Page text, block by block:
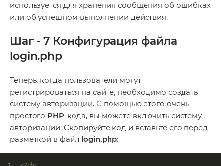
используется для хранения сообщения об ошибках
или об успешном выполнении действия.
Шаг - 7 Конфигурация файла
login.php
Теперь, когда пользователи могут
регистрироваться на сайте, необходимо создать
систему авторизации. С помощью этого очень
простого PHP-кода, вы можете включить систему
авторизации. Скопируйте код и вставьте его перед
разметкой в файл login.php: